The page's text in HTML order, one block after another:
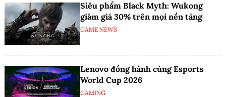
Siêu phẩm Black Myth: Wukong
giảm giá 30% trên mọi nền tảng
GAME NEWS
Lenovo đồng hành cùng Esports
World Cup 2026
GAMING